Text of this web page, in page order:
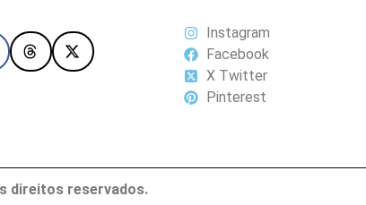
Instagram
Facebook
X Twitter
Pinterest
direitos reservados.